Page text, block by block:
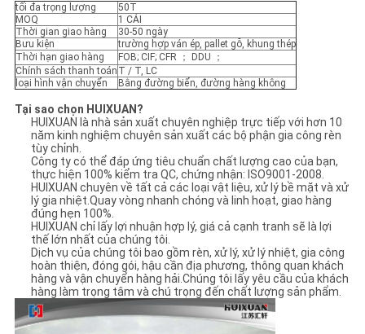
tối đa trọng lượng
50T
MOQ
1 CÁI
Thời gian giao hàng
30-50 ngày
Bưu kiện
trường hợp ván ép, pallet gỗ, khung thép
Thời hạn giao hàng
FOB; CIF; CFR ； DDU ；
Chính sách thanh toán T / T, LC
loại hình vận chuyển
Bằng đường biển, đường hàng không
Tại sao chọn HUIXUAN?
HUIXUAN là nhà sản xuất chuyên nghiệp trực tiếp với hơn 10
năm kinh nghiệm chuyên sản xuất các bộ phận gia công rèn
tùy chỉnh.
Công ty có thể đáp ứng tiêu chuẩn chất lượng cao của bạn,
thực hiện 100% kiểm tra QC, chứng nhận: ISO9001-2008.
HUIXUAN chuyên về tất cả các loại vật liệu, xử lý bề mặt và xử
lý gia nhiệt.Quay vòng nhanh chóng và linh hoạt, giao hàng
đúng hẹn 100%.
HUIXUAN chỉ lấy lợi nhuận hợp lý, giá cả cạnh tranh sẽ là lợi
thế lớn nhất của chúng tôi.
Dịch vụ của chúng tôi bao gồm rèn, xử lý, xử lý nhiệt, gia công
hoàn thiện, đóng gói, hậu cần địa phương, thông quan khách
hàng và vận chuyển hàng hải.Chúng tôi lấy yêu cầu của khách
hàng làm trọng tâm và chú trọng đến chất lượng sản phẩm.